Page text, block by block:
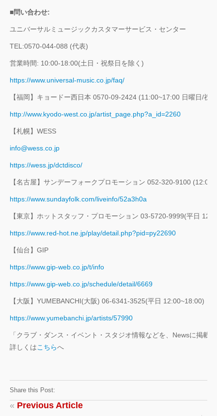
■問い合わせ:
ユニバーサルミュージックカスタマーサービス・センター
TEL:0570-044-088 (代表)
営業時間: 10:00‐18:00(土日・祝祭日を除く)
https://www.universal-music.co.jp/faq/
【福岡】キョードー西日本 0570-09-2424 (11:00~17:00 日曜日/祝
http://www.kyodo-west.co.jp/artist_page.php?a_id=2260
【札幌】WESS
info@wess.co.jp
https://wess.jp/dctdisco/
【名古屋】サンデーフォークプロモーション 052-320-9100
https://www.sundayfolk.com/liveinfo/52a3h0a
【東京】ホットスタッフ・プロモーション 03-5720-9999(平日
https://www.red-hot.ne.jp/play/detail.php?pid=py22690
【仙台】GIP
https://www.gip-web.co.jp/t/info
https://www.gip-web.co.jp/schedule/detail/6669
【大阪】YUMEBANCHI(大阪) 06-6341-3525(平日 12:00~18:00)
https://www.yumebanchi.jp/artists/57990
「クラブ・ダンス・イベント・スタジオ情報などを、Newsに掲
詳しくはこちらへ
Share this Post:
« Previous Article